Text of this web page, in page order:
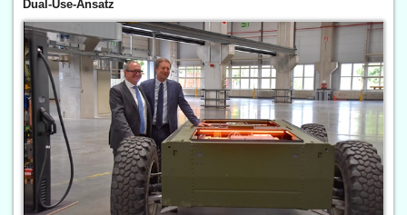
Dual-Use-Ansatz